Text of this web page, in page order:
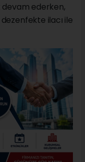
devam ederken,
ilacı ile